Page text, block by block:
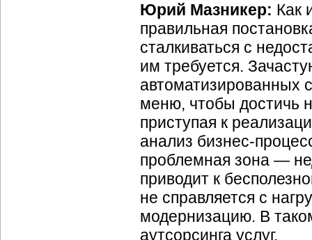
Юрий Мазникер: Как
правильная
сталкиваться с
им требуется.
автоматизированных
меню, чтобы достичь
приступая к
анализ бизнес-
проблемная зона —
приводит к
не справляется с
модернизацию. В
аутсорсинга услуг.